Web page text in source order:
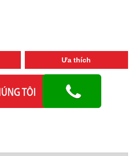
Ưa thích